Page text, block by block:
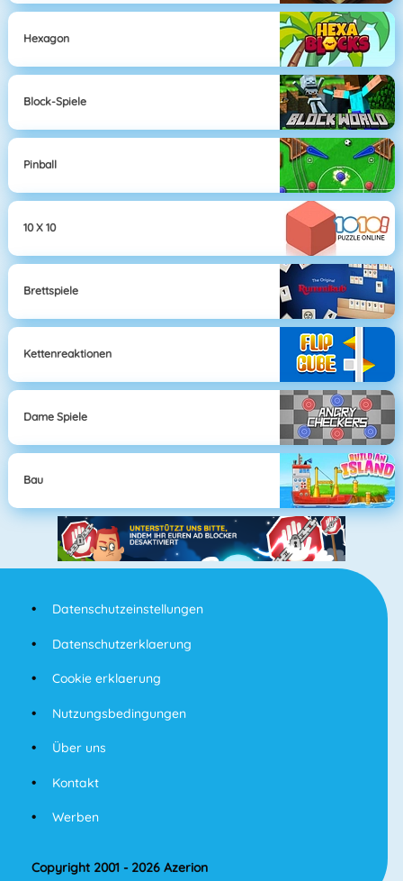
Hexagon
Block-Spiele
Pinball
10 X 10
Brettspiele
Kettenreaktionen
Dame Spiele
Bau
Datenschutzeinstellungen
Datenschutzerklaerung
Cookie erklaerung
Nutzungsbedingungen
Über uns
Kontakt
Werben
Copyright 2001 - 2026 Azerion